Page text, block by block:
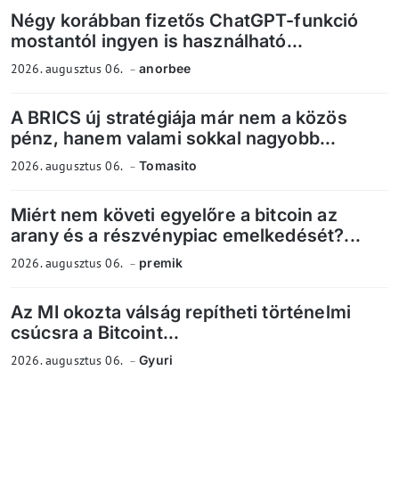
Négy korábban fizetős ChatGPT-funkció
mostantól ingyen is használható...
2026. augusztus 06. anorbee
A BRICS új stratégiája már nem a közös
pénz, hanem valami sokkal nagyobb...
2026. augusztus 06. Tomasito
Miért nem követi egyelőre a bitcoin az
arany és a részvénypiac emelkedését?...
2026. augusztus 06. premik
Az MI okozta válság repítheti történelmi
csúcsra a Bitcoint...
2026. augusztus 06. Gyuri